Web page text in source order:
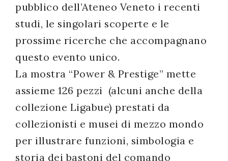
pubblico dell’Ateneo Veneto i recenti
studi, le singolari scoperte e le
prossime ricerche che accompagnano
questo evento unico.
La mostra “Power & Prestige” mette
assieme 126 pezzi (alcuni anche della
collezione Ligabue) prestati da
collezionisti e musei di mezzo mondo
per illustrare funzioni, simbologia e
storia dei bastoni del comando